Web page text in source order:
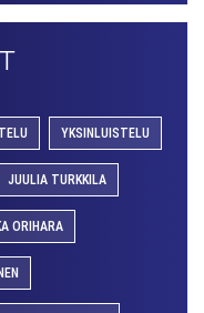
YKSINLUISTELU
JUULIA TURKKILA
ORIHARA